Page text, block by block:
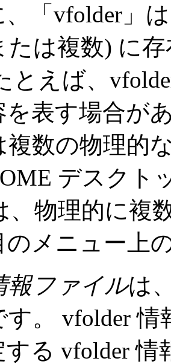
、「vfolder」
たは複数) に
とえば、
を表す場合が
複数の物理的
デスクト
、物理的に複
のメニュー上
報ファイルは
す。 vfolder
する vfolder